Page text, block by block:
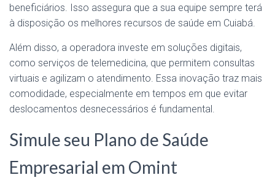
beneficiários. Isso assegura que a sua equipe sempre terá
à disposição os melhores recursos de saúde em Cuiabá.
Além disso, a operadora investe em soluções digitais,
como serviços de telemedicina, que permitem consultas
virtuais e agilizam o atendimento. Essa inovação traz mais
comodidade, especialmente em tempos em que evitar
deslocamentos desnecessários é fundamental.
Simule seu Plano de Saúde
Empresarial em Omint